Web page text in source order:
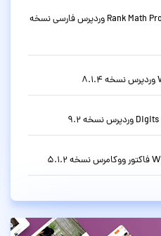
دانلود افزونه سئو حرفه ای رنک مث Rank Math Pro وردپرس فارسی نسخه